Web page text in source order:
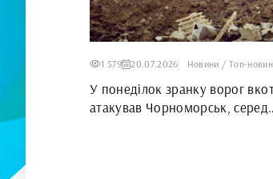
1 579 20.07.2026 Новини / Топ-
У понеділок зранку ворог
атакував Чорноморськ, серед